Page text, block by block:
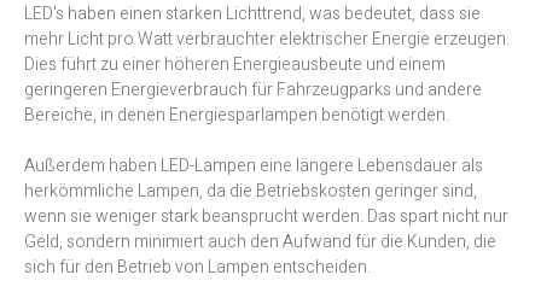
LED's haben einen starken Lichttrend, was bedeutet, dass sie
mehr Licht pro Watt verbrauchter elektrischer Energie erzeugen.
Dies führt zu einer höheren Energieausbeute und einem
geringeren Energieverbrauch für Fahrzeugparks und andere
Bereiche, in denen Energiesparlampen benötigt werden.
Außerdem haben LED-Lampen eine längere Lebensdauer als
herkömmliche Lampen, da die Betriebskosten geringer sind,
wenn sie weniger stark beansprucht werden. Das spart nicht nur
Geld, sondern minimiert auch den Aufwand für die Kunden, die
sich für den Betrieb von Lampen entscheiden.